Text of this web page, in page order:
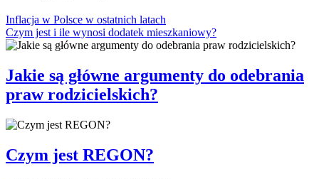
Inflacja w Polsce w ostatnich latach
Czym jest i ile wynosi dodatek mieszkaniowy?
Jakie są główne argumenty do odebrania
praw rodzicielskich?
Czym jest REGON?